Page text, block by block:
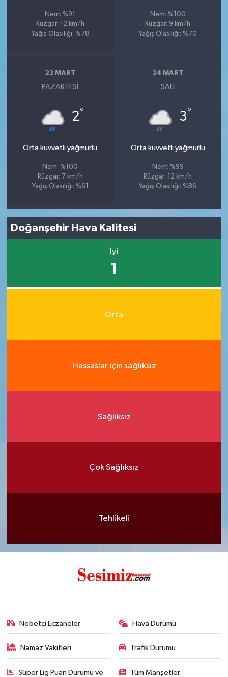
Nem: %91
Rüzgar: 12 km/h
Yağış Olasılığı: %78
Nem: %100
Rüzgar: 9 km/h
Yağış Olasılığı: %70
23 MART
PAZARTESI
2°
Orta kuvvetli yağmurlu
Nem: %100
Rüzgar: 7 km/h
Yağış Olasılığı: %61
24 MART
SALI
3°
Orta kuvvetli yağmurlu
Nem: %99
Rüzgar: 12 km/h
Yağış Olasılığı: %86
Doğanşehir Hava Kalitesi
İyi
1
Orta
Hassaslar için sağlıksız
Sağlıksız
Çok Sağlıksız
Tehlikeli
Nöbetçi Eczaneler Hava Durumu
Namaz Vakitleri Trafik Durumu
Süper Lig Puan Durumu ve Tüm Manşetler